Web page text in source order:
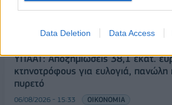
Data Deletion Data Access
Χρηματιστήριο: Στις 2.627,95
06/08/2026 - 15:46 ΟΙΚΟΝΟΜΙΑ
ΥΠΑΑΤ: Αποζημιώσεις 38,1 εκατ.
κτηνοτρόφους για ευλογιά,
πυρετό
06/08/2026 - 15:33 ΟΙΚΟΝΟΜΙΑ